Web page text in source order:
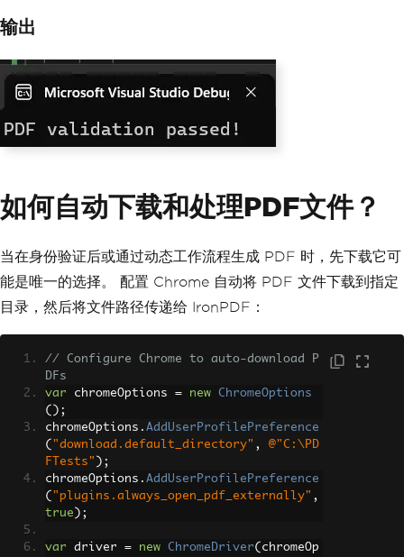
输出
如何自动下载和处理PDF文件？
当在身份验证后或通过动态工作流程生成 PDF 时，先下载它可
能是唯一的选择。 配置 Chrome 自动将 PDF 文件下载到指定
目录，然后将文件路径传递给 IronPDF：
// Configure Chrome to auto-download P
DFs
var chromeOptions = new
ChromeOptions
();
chromeOptions . AddUserProfilePreference
( "download.default_directory" ,
@"C:\PD
FTests" );
chromeOptions . AddUserProfilePreference
( "plugins.always_open_pdf_externally" ,
true );
var driver = new ChromeDriver( chromeOp